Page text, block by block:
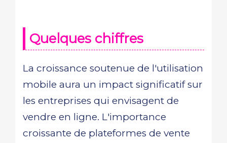
Quelques chiffres
La croissance soutenue de l'utilisation
mobile aura un impact significatif sur
les entreprises qui envisagent de
vendre en ligne. L'importance
croissante de plateformes de vente